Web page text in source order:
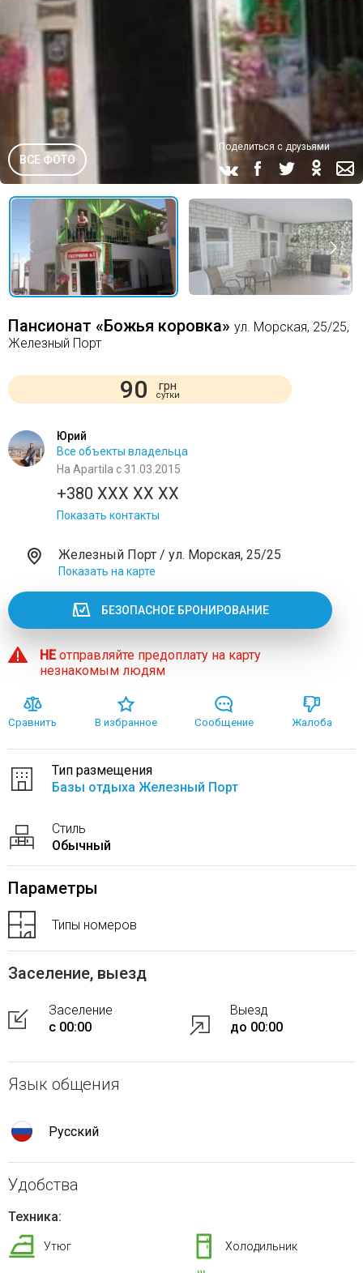
ВСЕ ФОТО
Поделиться с друзьями
Пансионат «Божья коровка» ул. Морская, 25/25,
Железный Порт
90 грн
сутки
Юрий
Все объекты владельца
На Apartila с 31.03.2015
+380 XXX XX XX
Показать контакты
Железный Порт / ул. Морская, 25/25
Показать на карте
БЕЗОПАСНОЕ БРОНИРОВАНИЕ
НЕотправляйте предоплату на карту
незнакомым людям
Сравнить В избранное Сообщение Жалоба
Тип размещения
Базы отдыха Железный Порт
Стиль
Обычный
Параметры
Типы номеров
Заселение, выезд
Заселение
с 00:00
Выезд
до 00:00
Язык общения
Русский
Удобства
Техника:
Утюг Холодильник